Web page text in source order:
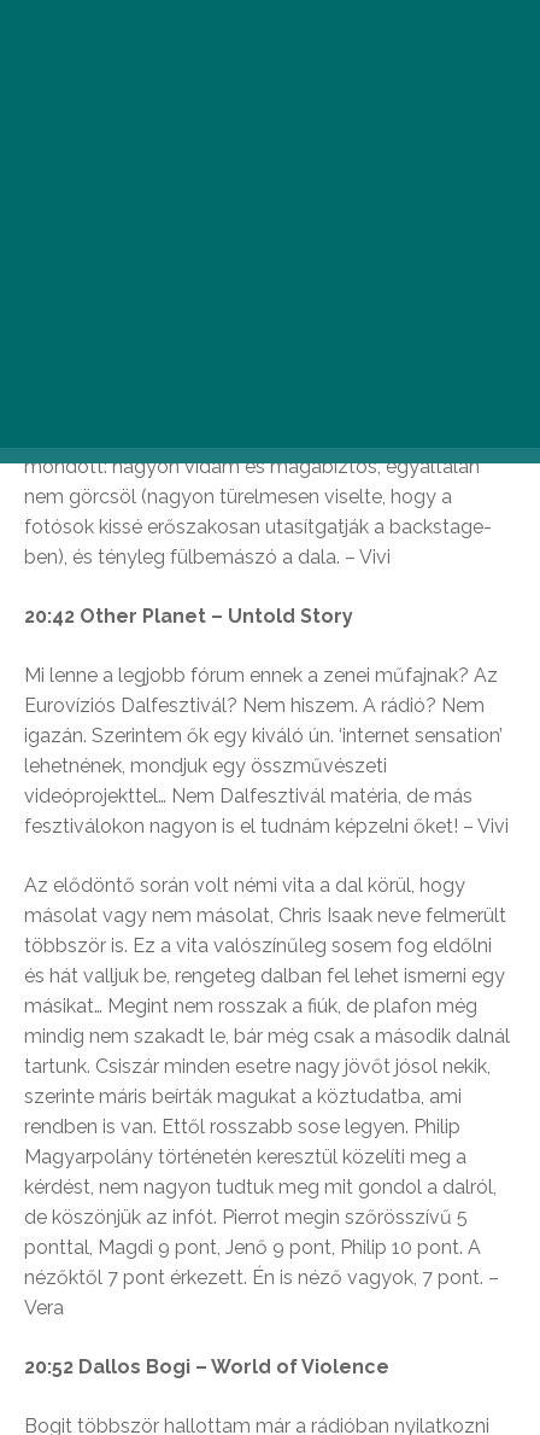
mondott: nagyon vidám és magabiztos, egyáltalán
nem görcsöl (nagyon türelmesen viselte, hogy a
fotósok kissé erőszakosan utasítgatják a backstage-
ben), és tényleg fülbemászó a dala. – Vivi
20:42 Other Planet – Untold Story
Mi lenne a legjobb fórum ennek a zenei műfajnak? Az
Eurovíziós Dalfesztivál? Nem hiszem. A rádió? Nem
igazán. Szerintem ők egy kiváló ún. ‘internet sensation’
lehetnének, mondjuk egy összművészeti
videóprojekttel… Nem Dalfesztivál matéria, de más
fesztiválokon nagyon is el tudnám képzelni őket! – Vivi
Az elődöntő során volt némi vita a dal körül, hogy
másolat vagy nem másolat, Chris Isaak neve felmerült
többször is. Ez a vita valószínűleg sosem fog eldőlni
és hát valljuk be, rengeteg dalban fel lehet ismerni egy
másikat… Megint nem rosszak a fiúk, de plafon még
mindig nem szakadt le, bár még csak a második dalnál
tartunk. Csiszár minden esetre nagy jövőt jósol nekik,
szerinte máris beírták magukat a köztudatba, ami
rendben is van. Ettől rosszabb sose legyen. Philip
Magyarpolány történetén keresztül közelíti meg a
kérdést, nem nagyon tudtuk meg mit gondol a dalról,
de köszönjük az infót. Pierrot megin szőrösszívű 5
ponttal, Magdi 9 pont, Jenő 9 pont, Philip 10 pont. A
nézőktől 7 pont érkezett. Én is néző vagyok, 7 pont. –
Vera
20:52 Dallos Bogi – World of Violence
Bogit többször hallottam már a rádióban nyilatkozni